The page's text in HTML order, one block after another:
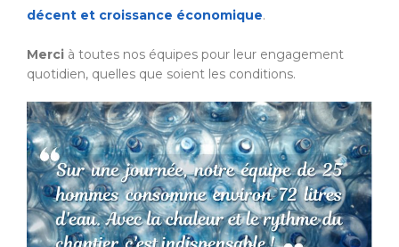
décent et croissance économique.
Merci à toutes nos équipes pour leur engagement
quotidien, quelles que soient les conditions.